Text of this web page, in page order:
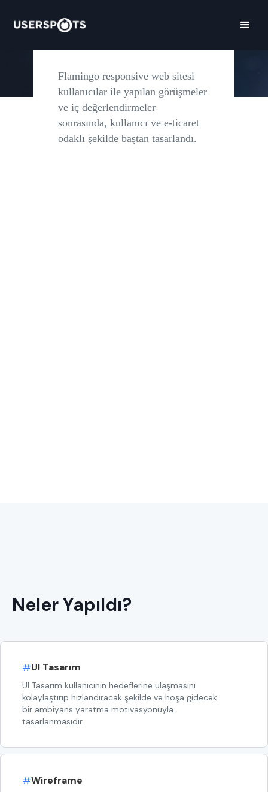
kullanıcı deneyimi tasarımı ve arayüzü
yeniden tasarlandı.
Flamingo responsive web sitesi
kullanıcılar ile yapılan görüşmeler
ve iç değerlendirmeler
sonrasında, kullanıcı ve e-ticaret
odaklı şekilde baştan tasarlandı.
Neler Yapıldı?
#UI Tasarım
UI Tasarım kullanıcının hedeflerine ulaşmasını
kolaylaştırıp hızlandıracak şekilde ve hoşa gidecek
bir ambiyans yaratma motivasyonuyla
tasarlanmasıdır.
#Wireframe